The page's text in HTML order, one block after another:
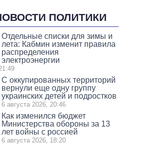
ПОЛИТИКИ
Отдельные списки для зимы и
лета: Кабмин изменит правила
распределения
электроэнергии
С оккупированных территорий
вернули еще одну группу
украинских детей и подростков
6 августа 2026, 20:46
Как изменился бюджет
Министерства обороны за 13
лет войны с россией
6 августа 2026, 18:20